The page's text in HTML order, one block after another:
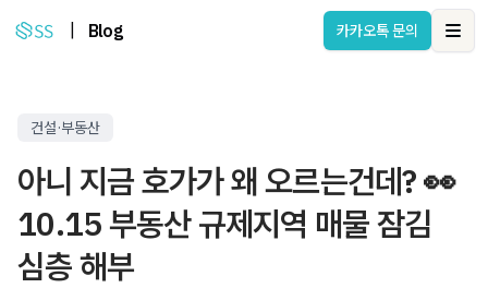
Blog 카카오톡 문의
건설·부동산
아니 지금 호가가 왜 오르는건데? 👀
10.15 부동산 규제지역 매물 잠김
심층 해부